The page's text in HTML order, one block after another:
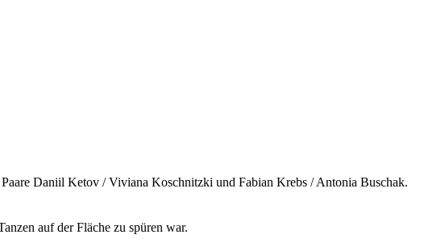
Paare Daniil Ketov / Viviana Koschnitzki und Fabian Krebs / Antonia Buschak.
auf der Fläche zu spüren war.